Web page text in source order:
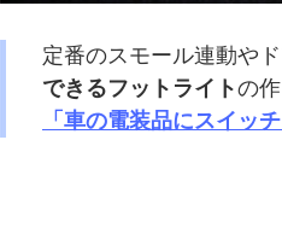
定番のスモール連動や
できるフットライトの
「車の電装品にスイッ